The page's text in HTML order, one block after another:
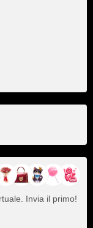
Invia il primo!